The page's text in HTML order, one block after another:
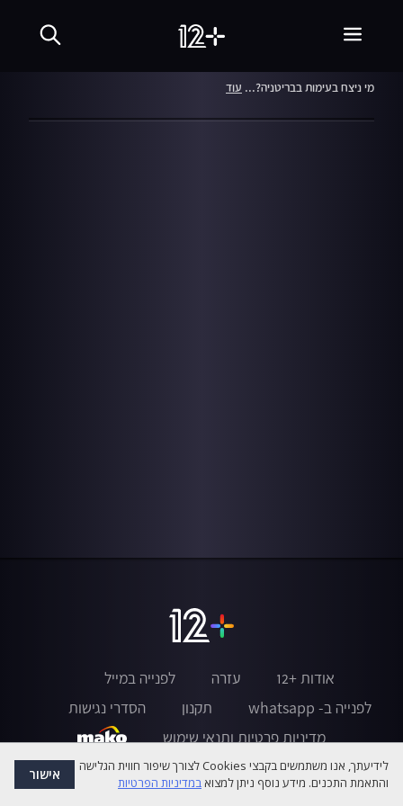
המהדורה המרכזית
מי ניצח בעימות בבריטניה?... עוד
אודות +12 עזרה
לפנייה במייל
לפנייה ב- whatsapp
תקנון
הסדרי נגישות
מדיניות פרטיות ותנאי שימוש
לידיעתך, אנו משתמשים בקבצי Cookies לצורך שיפור חווית הגלישה
והתאמת התכנים. מידע נוסף ניתן למצואבמדיניות הפרטיות אישור